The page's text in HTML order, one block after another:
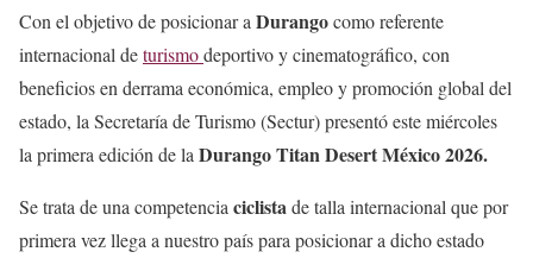
Con el objetivo de posicionar a Durangocomo referente
internacional deturismodeportivo y cinematográfico, con
beneficios en derrama económica, empleo y promoción global del
estado, la Secretaría de Turismo (Sectur) presentó este miércoles
la primera edición de la Durango Titan Desert México 2026.
Se trata de una competencia ciclistade talla internacional que por
primera vez llega a nuestro país para posicionar a dicho estado